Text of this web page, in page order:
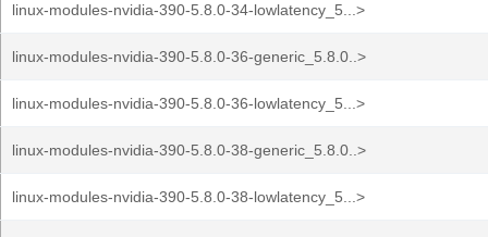
linux-modules-nvidia-390-5.8.0-34-lowlatency_5...>
linux-modules-nvidia-390-5.8.0-36-generic_5.8.0..>
linux-modules-nvidia-390-5.8.0-36-lowlatency_5...>
linux-modules-nvidia-390-5.8.0-38-generic_5.8.0..>
linux-modules-nvidia-390-5.8.0-38-lowlatency_5...>